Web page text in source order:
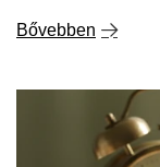
Bővebben